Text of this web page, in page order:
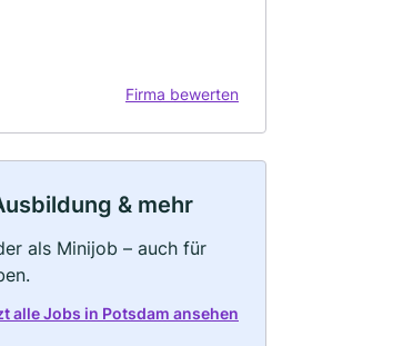
Firma bewerten
& mehr
als Minijob – auch für
alle Jobs in Potsdam ansehen